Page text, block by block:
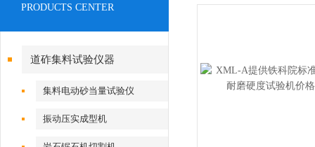
PRODUCTS CENTER
道砟集料试验仪器
集料电动砂当量试验仪
振动压实成型机